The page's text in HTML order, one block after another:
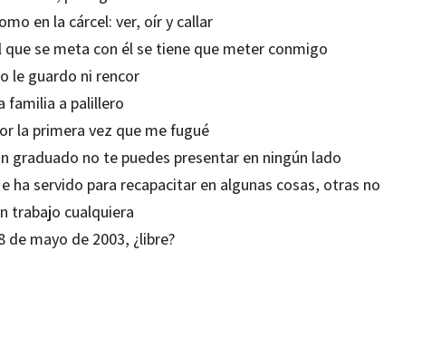
en la cárcel: ver, oír y callar
que se meta con él se tiene que meter conmigo
le guardo ni rencor
familia a palillero
la primera vez que me fugué
graduado no te puedes presentar en ningún lado
ha servido para recapacitar en algunas cosas, otras no
trabajo cualquiera
de mayo de 2003, ¿libre?